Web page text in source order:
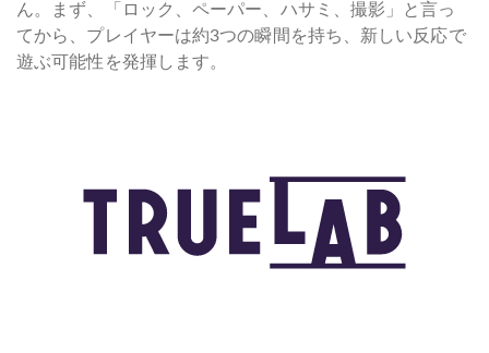
ん。まず、「ロック、ペーパー、ハサミ、撮影」と言っ
てから、プレイヤーは約3つの瞬間を持ち、新しい反応で
遊ぶ可能性を発揮します。